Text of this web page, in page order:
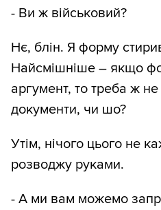
- Ви ж військовий?
Нє, блін. Я форму
Найсмішніше – якщо
аргумент, то треба ж
документи, чи шо?
Утім, нічого цього не
розводжу руками.
- А ми вам можемо